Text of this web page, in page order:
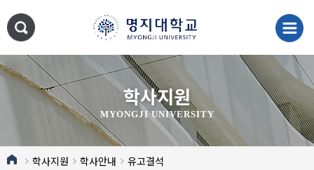
학사지원
MYONGJI UNIVERSITY
학사지원 학사안내 유고결석